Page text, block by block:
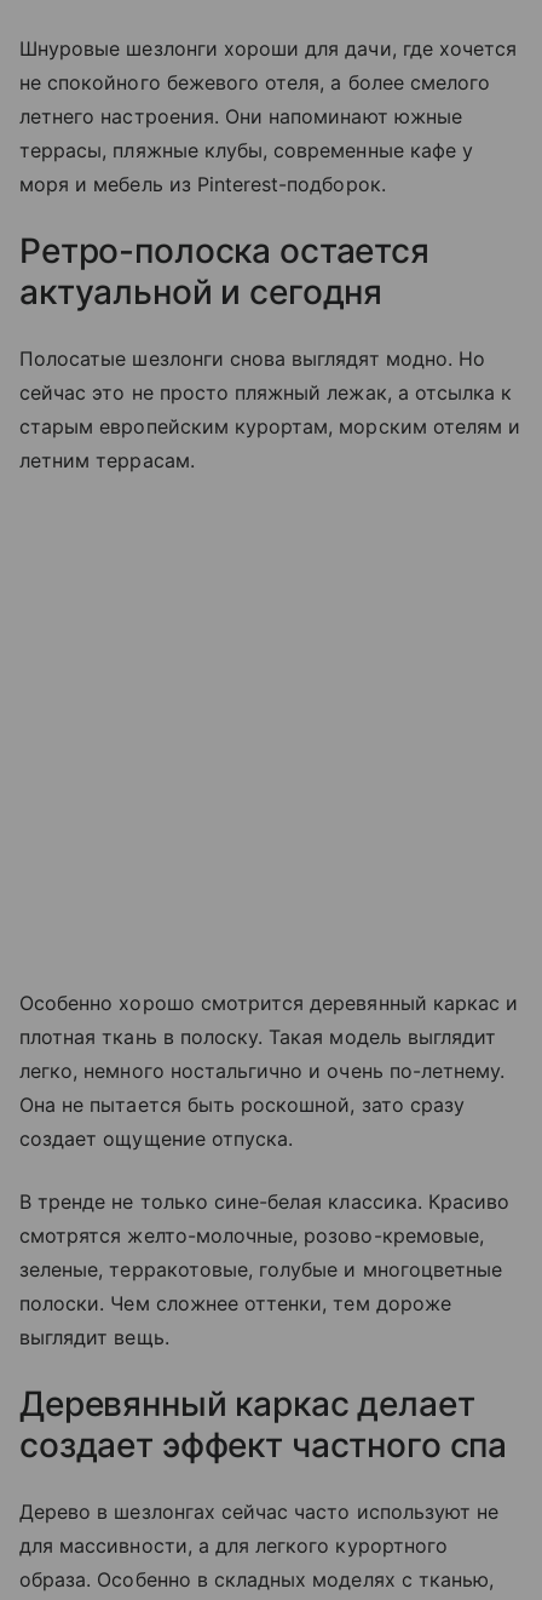
Шнуровые шезлонги хороши для дачи, где хочется
не спокойного бежевого отеля, а более смелого
летнего настроения. Они напоминают южные
террасы, пляжные клубы, современные кафе у
моря и мебель из Pinterest-подборок.
Ретро-полоска остается
актуальной и сегодня
Полосатые шезлонги снова выглядят модно. Но
сейчас это не просто пляжный лежак, а отсылка к
старым европейским курортам, морским отелям и
летним террасам.
Особенно хорошо смотрится деревянный каркас и
плотная ткань в полоску. Такая модель выглядит
легко, немного ностальгично и очень по-летнему.
Она не пытается быть роскошной, зато сразу
создает ощущение отпуска.
В тренде не только сине-белая классика. Красиво
смотрятся желто-молочные, розово-кремовые,
зеленые, терракотовые, голубые и многоцветные
полоски. Чем сложнее оттенки, тем дороже
выглядит вещь.
Деревянный каркас делает
создает эффект частного спа
Дерево в шезлонгах сейчас часто используют не
для массивности, а для легкого курортного
образа. Особенно в складных моделях с тканью,